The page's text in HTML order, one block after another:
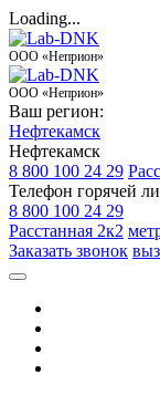
Loading...
ООО «Неприон»
ООО «Неприон»
Ваш регион:
Нефтекамск
Нефтекамск
8 800 100 24 29
Телефон горячей
8 800 100 24 29
Расстанная 2к2
Заказать звонок